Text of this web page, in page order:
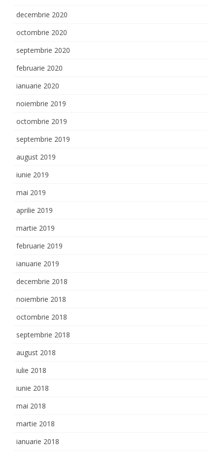
decembrie 2020
octombrie 2020
septembrie 2020
februarie 2020
ianuarie 2020
noiembrie 2019
octombrie 2019
septembrie 2019
august 2019
iunie 2019
mai 2019
aprilie 2019
martie 2019
februarie 2019
ianuarie 2019
decembrie 2018
noiembrie 2018
octombrie 2018
septembrie 2018
august 2018
iulie 2018
iunie 2018
mai 2018
martie 2018
ianuarie 2018